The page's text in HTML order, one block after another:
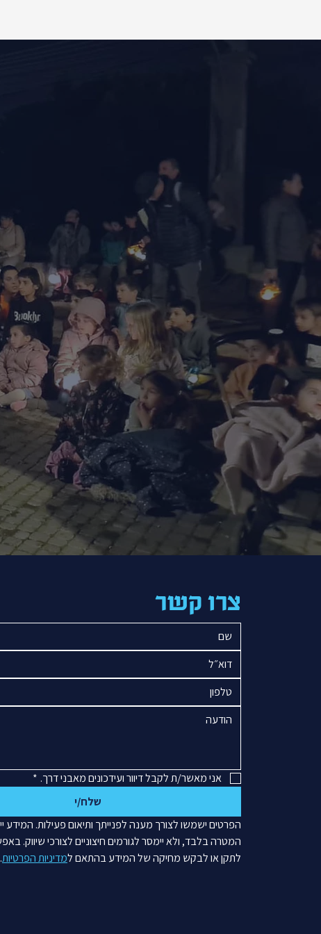
צרו קשר
אני מאשר/ת לקבל דיוור ועידכונים מאבני דרך. *
שלח/י
לתקן או לבקש מחיקה של המידע בהתאם למדיניות הפרטיות.